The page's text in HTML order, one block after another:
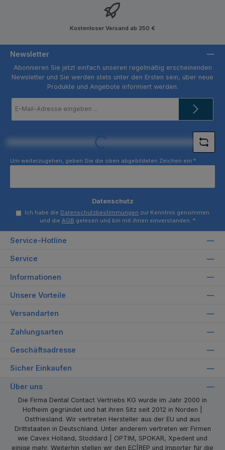
Kostenloser Versand ab 250 €
Newsletter
Abonnieren Sie jetzt einfach unseren regelmäßig erscheinenden
Newsletter und Sie werden stets unter den Ersten sein, über neue
Produkte und Angebote informiert werden.
Mail-
Loading...
Um weiterzugehen, geben Sie die oben abgebildeten Zeichen ein *
Datenschutz
Ich habe die Datenschutzbestimmungen zur Kenntnis genommen
und die AGB gelesen und bin mit ihnen einverstanden. *
Service-Hotline
Service
Informationen
Unsere Vorteile
Versandarten
Zahlungsarten
Geschäftsadresse
Sicher Einkaufen
Über uns
Die Firma Dental Contact Vertriebs KG wurde im Jahr 2000 in
Hofheim gegründet und hat ihren Sitz seit 2012 in Norden |
Ostfriesland. Wir vertreten Hersteller aus der EU und aus
Drittstaaten in Deutschland. Unter anderem vertreten wir Firmen
wie Cavex Holland, Stoddard | OPTIM, SPOKAR, Xpedent und
einige mehr. Weiterhin stellen wir den EC|REP und Importer für die